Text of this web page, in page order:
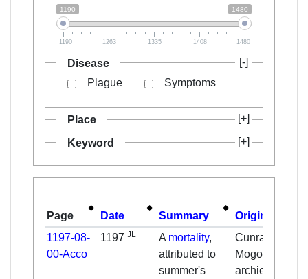
1190 1480
1190 1263 1335 1408 1480
Disease
Plague
Symptoms
Place
Keyword
Page Date Summary
Original
1197-08-
00-Acco
1197JL A mortality,
attributed to
summer's
Cunradus
Mogontinus